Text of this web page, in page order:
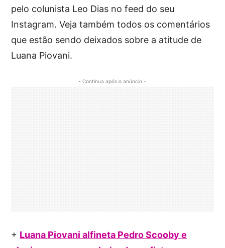
pelo colunista Leo Dias no feed do seu
Instagram. Veja também todos os comentários
que estão sendo deixados sobre a atitude de
Luana Piovani.
- Continua após o anúncio -
+ Luana Piovani alfineta Pedro Scooby e